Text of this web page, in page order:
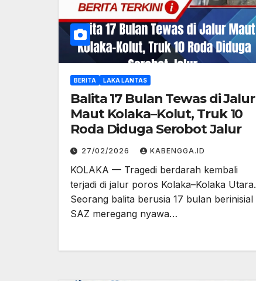
BERITA LAKA LANTAS
Balita 17 Bulan Tewas di Jalur
Maut Kolaka–Kolut, Truk 10
Roda Diduga Serobot Jalur
27/02/2026 KABENGGA.ID
KOLAKA — Tragedi berdarah kembali
terjadi di jalur poros Kolaka–Kolaka Utara.
Seorang balita berusia 17 bulan berinisial
SAZ meregang nyawa…